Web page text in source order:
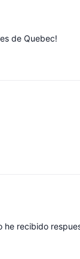
de Quebec!
recibido